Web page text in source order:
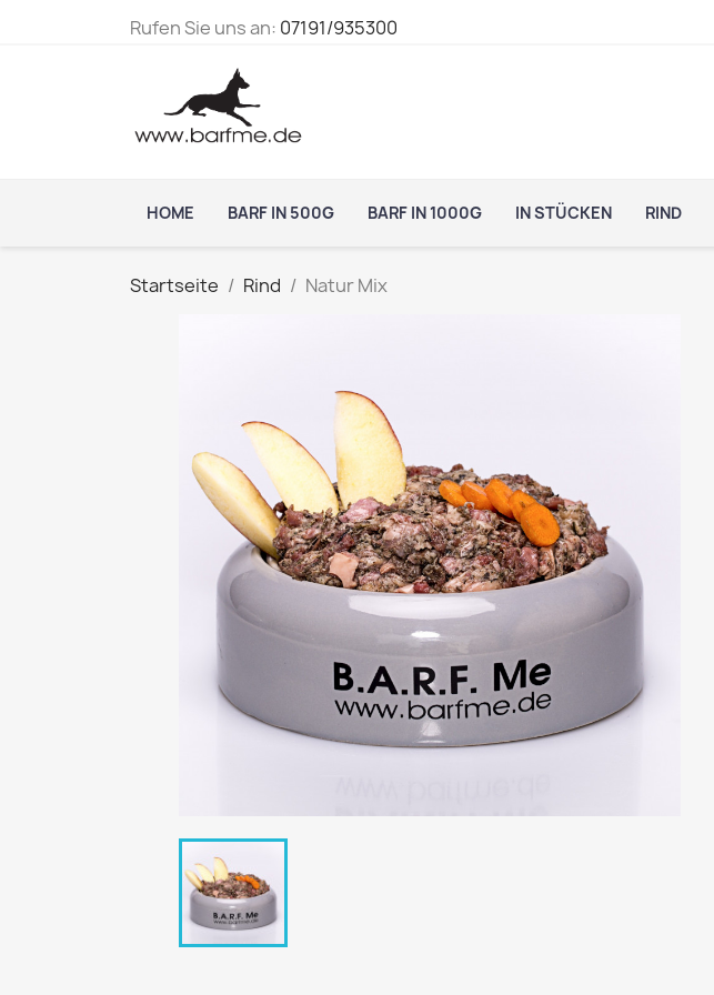
Rufen Sie uns an: 07191/935300
HOME BARF IN 500G BARF IN 1000G IN STÜCKEN RIND
Startseite Rind Natur Mix